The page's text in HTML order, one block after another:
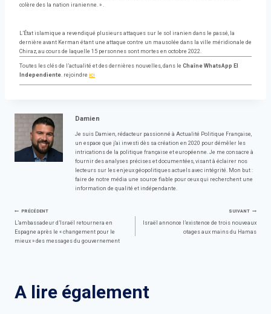
colère des la nation iranienne. » .
L’État islamique a revendiqué plusieurs attaques sur le sol iranien dans le passé, la
dernière avant Kerman étant une attaque contre un mausolée dans la ville méridionale de
Chiraz, au cours de laquelle 15 personnes sont mortes en octobre 2022.
Toutes les clés de l’actualité et des dernières nouvelles, dans le Chaîne WhatsApp El
Independiente. rejoindre ici
Damien
Je suis Damien, rédacteur passionné à Actualité Politique Française,
un espace que j'ai investi dès sa création en 2020 pour démêler les
intrications de la politique française et européenne. Je me consacre à
fournir des analyses précises et documentées, visant à éclairer nos
lecteurs sur les enjeux géopolitiques actuels avec intégrité. Mon but :
faire de notre média une source fiable pour ceux qui recherchent une
information de qualité et indépendante.
Navigation
de
PRÉCÉDENT
L’ambassadeur d’Israël retournera en
Espagne après le « changement pour le
mieux » des messages du gouvernement
SUIVANT
Israël annonce l’existence de trois nouveaux
otages aux mains du Hamas
A lire également